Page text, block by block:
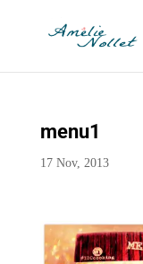
menu1
17 Nov, 2013